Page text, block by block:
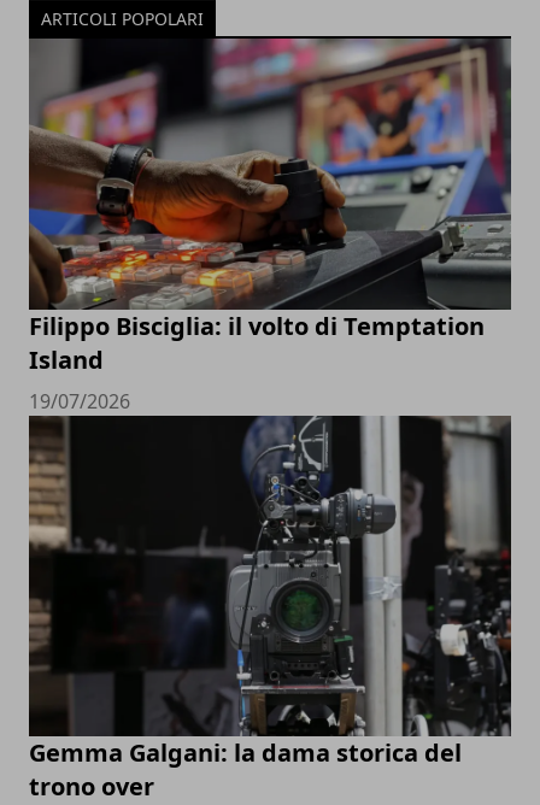
ARTICOLI POPOLARI
Filippo Bisciglia: il volto di Temptation
Island
19/07/2026
Gemma Galgani: la dama storica del
trono over